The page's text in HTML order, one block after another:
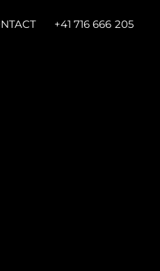
+41 716 666 205